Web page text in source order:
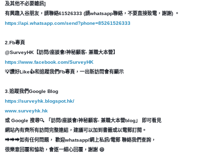
及其他不必要雜訊]
有興趣入谷朋友，請聯絡61526333 (請whatsapp聯絡，不要直接致電，謝謝) 。
https://api.whatsapp.com/send?phone=85261526333
2.Fb專頁
@SurveyHK【訪問/座談會/神秘顧客- 兼職大本營】
https://www.facebook.com/SurveyHK
💡讚好Like👍和追蹤我們Fb專頁，一出新訪問會有顯示
3.追蹤我們Google Blog
https://surveyhk.blogspot.hk/
www.surveyhk.hk
或 Google 搜尋🔍 「訪問/座談會/神秘顧客- 兼職大本營blog」 即可看見
網站內有齊所有訪問完整連結，建議可以加到書籤或以電郵訂閱。
➡➡➡如有任何問題， 歡迎whatsapp/網上私訊/電郵 聯絡我們查詢，
很樂意回覆和恊助，會逐一細心回覆，謝謝 😄